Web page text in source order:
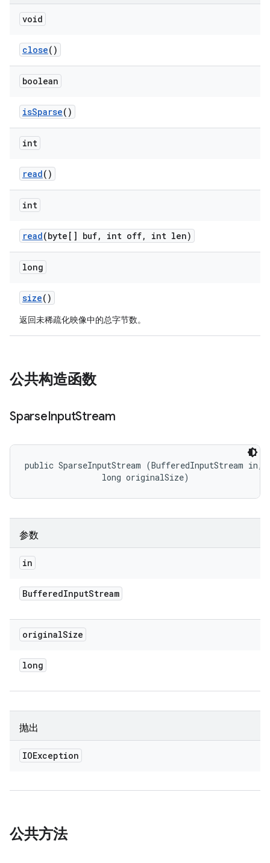
void
close()
boolean
isSparse()
int
read()
int
read(byte[] buf, int off, int len)
long
size()
返回未稀疏化映像中的总字节数。
公共构造函数
SparseInputStream
public SparseInputStream (BufferedInputStream in,
                long originalSize)
参数
in
BufferedInputStream
originalSize
long
抛出
IOException
公共方法